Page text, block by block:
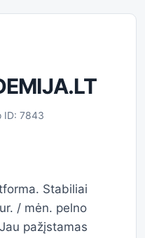
ID: 7843
Stabiliai
/ mėn. pelno
pažįstamas